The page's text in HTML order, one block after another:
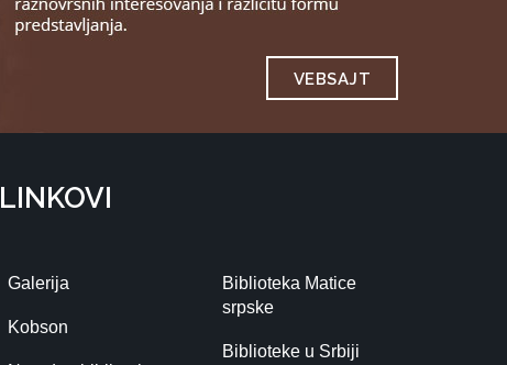
VEBSAJT
LINKOVI
Galerija
Kobson
Biblioteka Matice
srpske
Biblioteke u Srbiji